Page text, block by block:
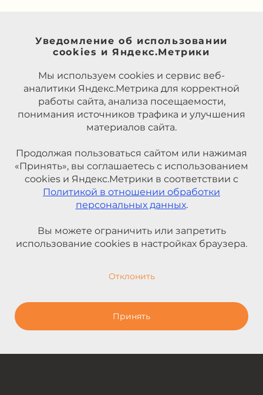
Уведомление об использовании
cookies и Яндекс.Метрики
Мы используем cookies и сервис веб-
аналитики Яндекс.Метрика для корректной
работы сайта, анализа посещаемости,
понимания источников трафика и улучшения
материалов сайта.
Продолжая пользоваться сайтом или нажимая
«Принять», вы соглашаетесь с использованием
cookies и Яндекс.Метрики в соответствии с
Политикой в отношении обработки
персональных данных.
Вы можете ограничить или запретить
использование cookies в настройках браузера.
Отклонить
Принять